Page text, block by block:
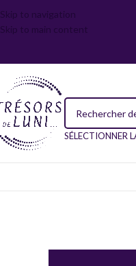
Skip to navigation
Skip to main content